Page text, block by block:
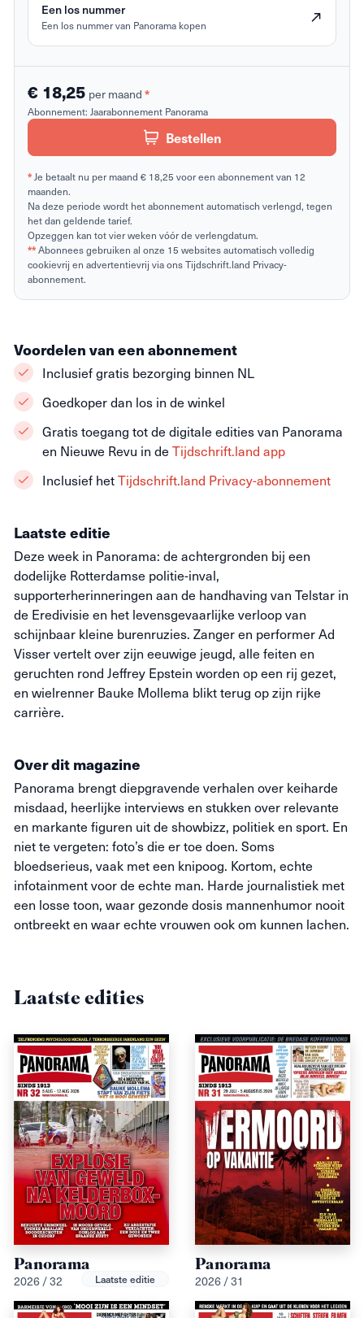
Een los nummer
Een los nummer van Panorama kopen
€ 18,25 per maand *
Abonnement: Jaarabonnement Panorama
Bestellen
*Je betaalt nu per maand € 18,25 voor een abonnement van 12
maanden.
Na deze periode wordt het abonnement automatisch verlengd, tegen
het dan geldende tarief.
Opzeggen kan tot vier weken vóór de verlengdatum.
**Abonnees gebruiken al onze 15 websites automatisch volledig
cookievrij en advertentievrij via ons Tijdschrift.land Privacy-
abonnement.
Laatste editie
Deze week in Panorama: de achtergronden bij een
dodelijke Rotterdamse politie-inval,
supporterherinneringen aan de handhaving van Telstar in
de Eredivisie en het levensgevaarlijke verloop van
schijnbaar kleine burenruzies. Zanger en performer Ad
Visser vertelt over zijn eeuwige jeugd, alle feiten en
geruchten rond Jeffrey Epstein worden op een rij gezet,
en wielrenner Bauke Mollema blikt terug op zijn rijke
carrière.
Over dit magazine
Panorama brengt diepgravende verhalen over keiharde
misdaad, heerlijke interviews en stukken over relevante
en markante figuren uit de showbizz, politiek en sport. En
niet te vergeten: foto’s die er toe doen. Soms
bloedserieus, vaak met een knipoog. Kortom, echte
infotainment voor de echte man. Harde journalistiek met
een losse toon, waar gezonde dosis mannenhumor nooit
ontbreekt en waar echte vrouwen ook om kunnen lachen.
Voordelen van een abonnement
Inclusief gratis bezorging binnen NL
Goedkoper dan los in de winkel
Gratis toegang tot de digitale edities van Panorama
en Nieuwe Revu in de Tijdschrift.land app
Inclusief hetTijdschrift.land Privacy-abonnement
Laatste edities
Panorama
2026 / 32 Laatste editie
Panorama
2026 / 31